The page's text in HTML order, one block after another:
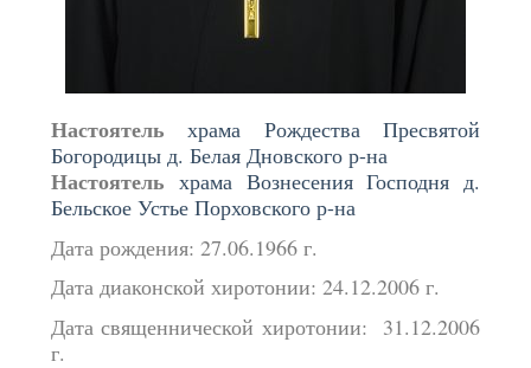
Настоятельхрама Рождества Пресвятой
Богородицы д. Белая Дновского р-на
Настоятель храма Вознесения Господня д.
Бельское Устье Порховского р-на
Дата рождения: 27.06.1966 г.
Дата диаконской хиротонии: 24.12.2006 г.
Дата священнической хиротонии: 31.12.2006
г.